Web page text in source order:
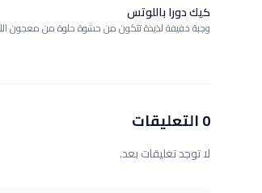
كيك دورا باللوتس
وجبة خفيفة لذيذة تتكون من حشوة حلوة من معجون
0 التعليقات
لا توجد تعليقات بعد.